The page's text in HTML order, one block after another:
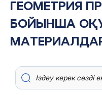
ГЕОМЕТРИЯ ПРЕЗЕНТАЦИЯ
БОЙЫНША